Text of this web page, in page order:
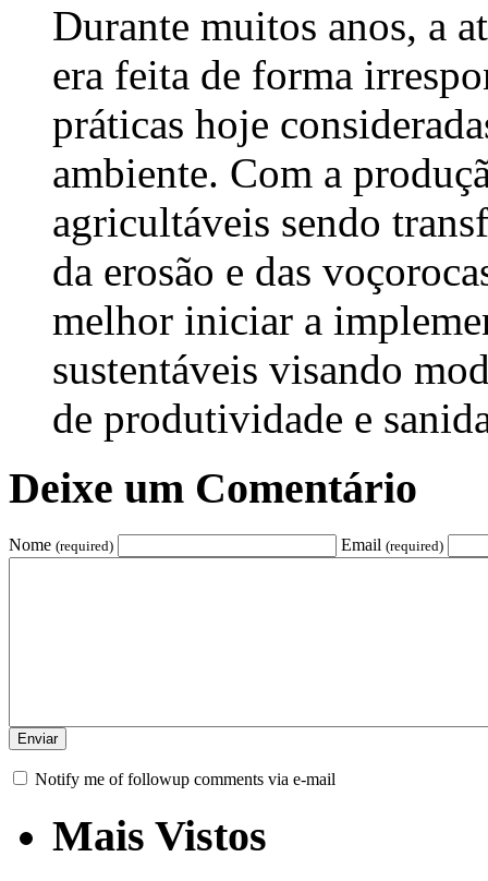
Durante muitos anos, a
era feita de forma
práticas hoje
ambiente. Com a
agricultáveis sendo
da erosão e das
melhor iniciar a
sustentáveis visando
de produtividade e
Deixe um Comentário
Nome (required) Email (required)
Notify me of followup comments via e-mail
Mais Vistos